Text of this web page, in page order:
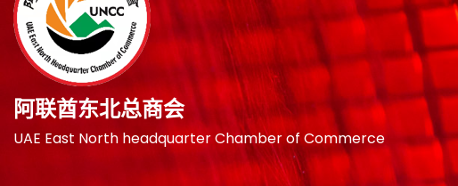
阿联酋东北总商会
UAE East North headquarter Chamber of Commerce